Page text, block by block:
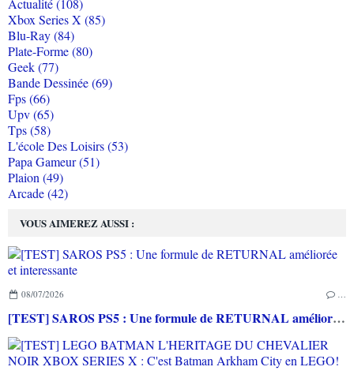
VOUS AIMEREZ AUSSI :
08/07/2026 …
[TEST] SAROS PS5 : Une formule de RETURNAL améliorée et interessante
Actualité (108)
Xbox Series X (85)
Blu-Ray (84)
Plate-Forme (80)
Geek (77)
Bande Dessinée (69)
Fps (66)
Upv (65)
Tps (58)
L'école Des Loisirs (53)
Papa Gameur (51)
Plaion (49)
Arcade (42)